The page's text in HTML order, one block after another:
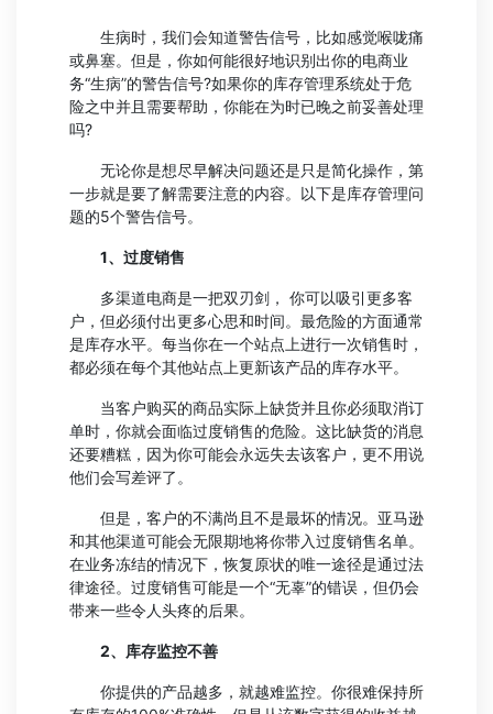
生病时，我们会知道警告信号，比如感觉喉咙痛
或鼻塞。但是，你如何能很好地识别出你的电商业
务“生病”的警告信号?如果你的库存管理系统处于危
险之中并且需要帮助，你能在为时已晚之前妥善处理
吗?
无论你是想尽早解决问题还是只是简化操作，第
一步就是要了解需要注意的内容。以下是库存管理问
题的5个警告信号。
1、过度销售
多渠道电商是一把双刃剑， 你可以吸引更多客
户，但必须付出更多心思和时间。最危险的方面通常
是库存水平。每当你在一个站点上进行一次销售时，
都必须在每个其他站点上更新该产品的库存水平。
当客户购买的商品实际上缺货并且你必须取消订
单时，你就会面临过度销售的危险。这比缺货的消息
还要糟糕，因为你可能会永远失去该客户，更不用说
他们会写差评了。
但是，客户的不满尚且不是最坏的情况。亚马逊
和其他渠道可能会无限期地将你带入过度销售名单。
在业务冻结的情况下，恢复原状的唯一途径是通过法
律途径。过度销售可能是一个“无辜”的错误，但仍会
带来一些令人头疼的后果。
2、库存监控不善
你提供的产品越多，就越难监控。你很难保持所